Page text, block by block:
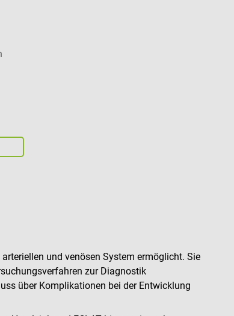
und venösen System ermöglicht. Sie
zur Diagnostik
über Komplikationen bei der Entwicklung